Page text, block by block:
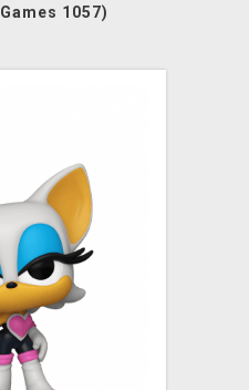
1057)